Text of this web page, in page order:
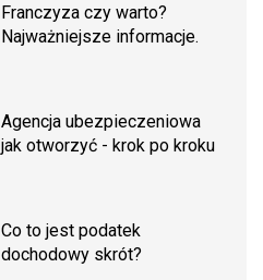
Franczyza czy warto?
Najważniejsze informacje.
Agencja ubezpieczeniowa
jak otworzyć - krok po kroku
Co to jest podatek
dochodowy skrót?